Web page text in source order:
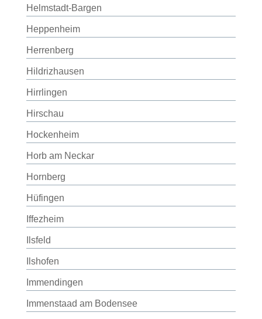
Helmstadt-Bargen
Heppenheim
Herrenberg
Hildrizhausen
Hirrlingen
Hirschau
Hockenheim
Horb am Neckar
Hornberg
Hüfingen
Iffezheim
Ilsfeld
Ilshofen
Immendingen
Immenstaad am Bodensee